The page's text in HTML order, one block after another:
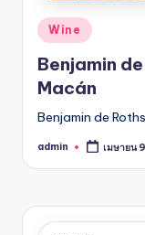
Posted
in
Wine
Benjamin
Macán
Benjamin de
Posted
admin เมษายน